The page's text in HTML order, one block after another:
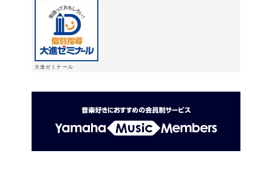
大進ゼミナール